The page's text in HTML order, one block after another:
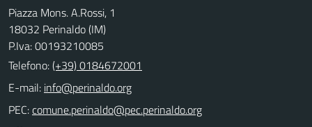
Piazza Mons. A.Rossi, 1
18032 Perinaldo (IM)
P.Iva: 00193210085
Telefono:(+39) 0184672001
E-mail:
PEC: